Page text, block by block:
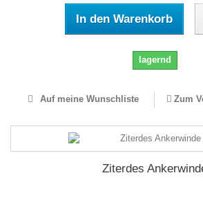
In den Warenkorb
lagernd
Auf meine Wunschliste Zum
Ziterdes